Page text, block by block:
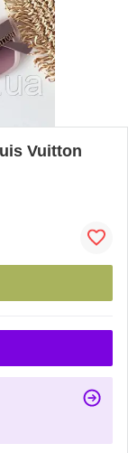
Vuitton